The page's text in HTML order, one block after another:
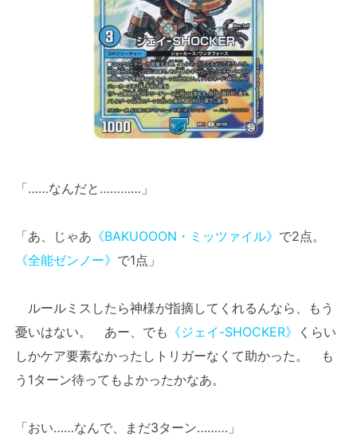
「……なんだと…………」
「あ、じゃあ 《BAKUOOON・ミッツァイル》 で2点。
《全能ゼンノー》 で1点」
ルールミスしたら神様が指摘してくれるんなら、もう
憂いはない。 あー、でも 《ジェイ-SHOCKER》
くらい
しかケア要素なかったしトリガーなくて助かった。 も
う1ターン待ってもよかったかなあ。
「おい……なんで、まだ3ターン………」